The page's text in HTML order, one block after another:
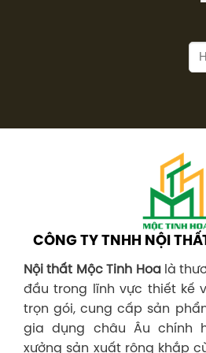
CÔNG TY TNHH NỘI
Nội thất Mộc Tinh Hoalà
đầu trong lĩnh vực thiết kế
trọn gói, cung cấp sản
gia dụng châu Âu chính
xưởng sản xuất rộng khắp